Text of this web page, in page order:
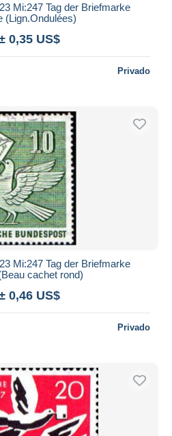
Mi:247 Tag der Briefmarke
(Lign.Ondulées)
0,35 US$
Privado
Mi:247 Tag der Briefmarke
cachet rond)
0,46 US$
Privado